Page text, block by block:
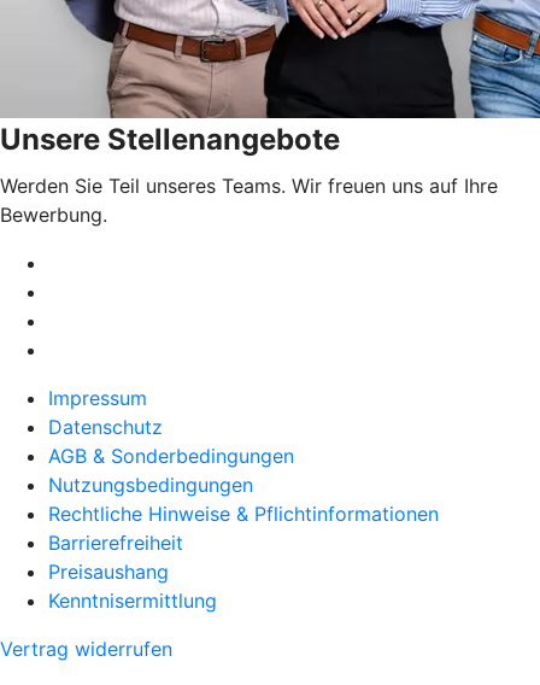
Unsere Stellenangebote
Werden Sie Teil unseres Teams. Wir freuen uns auf Ihre
Bewerbung.
Impressum
Datenschutz
AGB & Sonderbedingungen
Nutzungsbedingungen
Rechtliche Hinweise & Pflichtinformationen
Barrierefreiheit
Preisaushang
Kenntnisermittlung
Vertrag widerrufen